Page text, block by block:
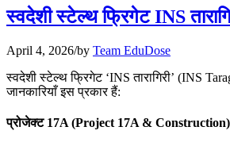
📝 डेली करेंट अफेयर्स: 25-27 जुलाई
📝 डेली करेंट अफेयर्स: 22-24 जुलाई
July 22, 2026
📝 डेली करेंट अफेयर्स: 19-21 जुलाई
स्वदेशी स्टेल्थ फ्रिगेट INS
April 4, 2026/by Team EduDose
स्वदेशी स्टेल्थ फ्रिगेट ‘INS तारागिरी’ (INS
जानकारियाँ इस प्रकार हैं:
प्रोजेक्ट 17A (Project 17A & Construction)